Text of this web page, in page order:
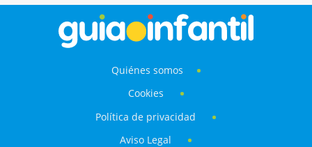
Quiénes somos
Cookies
Política de privacidad
Aviso Legal